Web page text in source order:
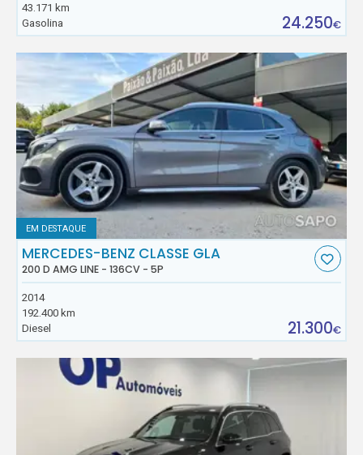
43.171 km
Gasolina
24.250€
EM DESTAQUE
MERCEDES-BENZ CLASSE GLA
200 D AMG LINE - 136CV - 5P
2014
192.400 km
Diesel
21.300€